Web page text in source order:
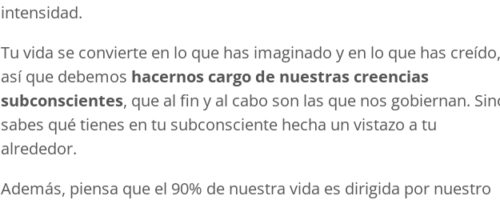
intensidad.
Tu vida se convierte en lo que has imaginado y en lo que has creído,
así que debemos hacernos cargo de nuestras creencias
subconscientes, que al fin y al cabo son las que nos gobiernan.
sabes qué tienes en tu subconsciente hecha un vistazo a tu
alrededor.
Además, piensa que el 90% de nuestra vida es dirigida por nuestro